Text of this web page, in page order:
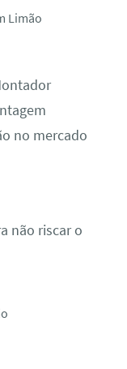
Limão
no mercado
não riscar o